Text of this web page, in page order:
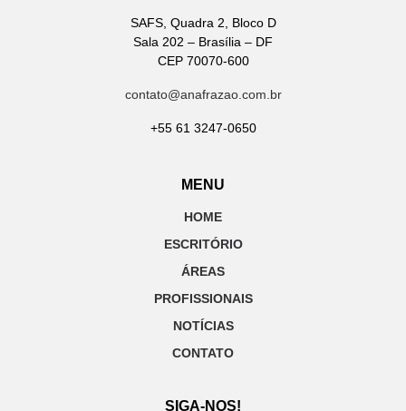
SAFS, Quadra 2, Bloco D
Sala 202 – Brasília – DF
CEP 70070-600
contato@anafrazao.com.br
+55 61 3247-0650
MENU
HOME
ESCRITÓRIO
ÁREAS
PROFISSIONAIS
NOTÍCIAS
CONTATO
SIGA-NOS!